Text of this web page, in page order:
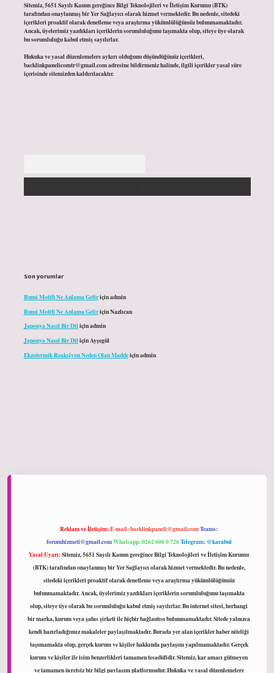
Sitemiz, 5651 Sayılı Kanun gereğince Bilgi Teknolojileri ve İletişim Kurumu (BTK)
tarafından onaylanmış bir Yer Sağlayıcı olarak hizmet vermektedir. Bu nedenle, sitedeki
içerikleri proaktif olarak denetleme veya araştırma yükümlülüğümüz bulunmamaktadır.
Ancak, üyelerimiz yazdıkları içeriklerin sorumluluğunu taşımakta olup, siteye üye olarak
bu sorumluluğu kabul etmiş sayılırlar.
Hukuka ve yasal düzenlemelere aykırı olduğunu düşündüğünüz içerikleri,
backlinkpanelicomtr@gmail.comadresine bildirmeniz halinde, ilgili içerikler yasal süre
içerisinde sitemizden kaldırılacaktır.
Son yorumlar
Rumi Motifi Ne Anlama Geliriçinadmin
Rumi Motifi Ne Anlama GeliriçinNazlıcan
Japonya Nasıl Bir Diliçinadmin
Japonya Nasıl Bir DiliçinAyşegül
Ekzotermik Reaksiyon Neden Olan Maddeiçinadmin
Reklam ve İletişim:E-mail:backlinkpaneli@gmail.comTeams:
forumhizmeti@gmail.comWhatsapp: 0262 606 0 726Telegram: @karabul
Yasal Uyarı:Sitemiz, 5651 Sayılı Kanun gereğince Bilgi Teknolojileri ve İletişim Kurumu
(BTK) tarafından onaylanmış bir Yer Sağlayıcı olarak hizmet vermektedir. Bu nedenle,
sitedeki içerikleri proaktif olarak denetleme veya araştırma yükümlülüğümüz
bulunmamaktadır. Ancak, üyelerimiz yazdıkları içeriklerin sorumluluğunu taşımakta
olup, siteye üye olarak bu sorumluluğu kabul etmiş sayılırlar. Bu internet sitesi, herhangi
bir marka, kurum veya şahıs şirketi ile hiçbir bağlantısı bulunmamaktadır. Sitede yalnızca
kendi hazırladığımız makaleler paylaşılmaktadır. Burada yer alan içerikler haber niteliği
taşımamakta olup, gerçek kurum ve kişiler hakkında paylaşım yapılmamaktadır. Gerçek
kurum ve kişiler ile isim benzerlikleri tamamen tesadüfidir. Sitemiz, kar amacı gütmeyen
ve tamamen ücretsiz bir bilgi paylaşım platformudur. Hukuka ve yasal düzenlemelere